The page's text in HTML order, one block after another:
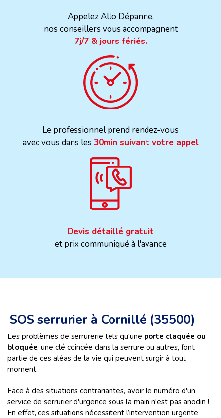
Appelez Allo Dépanne,
nos conseillers vous accompagnent
7j/7 & jours fériés.
Le professionnel prend rendez-vous
avec vous dans les 30min suivant votre appel
Devis détaillé gratuit
et prix communiqué à l'avance
SOS serrurier à Cornillé (35500)
Les problèmes de serrurerie tels qu'une porte claquée ou
bloquée, une clé coincée dans la serrure ou autres, font
partie de ces aléas de la vie qui peuvent surgir à tout
moment.
Face à des situations contrariantes, avoir le numéro d'un
service de serrurier d'urgence sous la main n'est pas anodin !
En effet, ces situations nécessitent l’intervention urgente